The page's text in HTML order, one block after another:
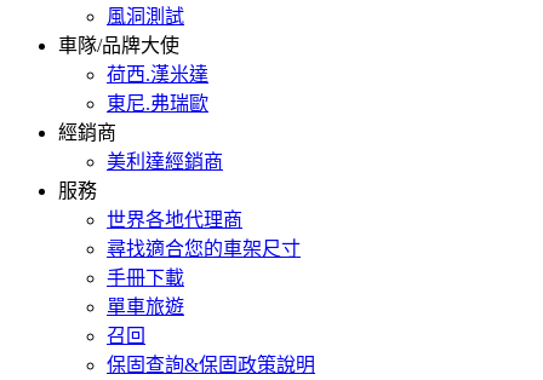
風洞測試
車隊/品牌大使
荷西.漢米達
東尼.弗瑞歐
經銷商
美利達經銷商
服務
世界各地代理商
尋找適合您的車架尺寸
手冊下載
單車旅遊
召回
保固查詢&保固政策說明